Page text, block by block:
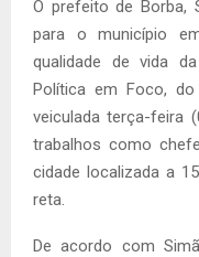
O prefeito de Borba,
para o município
qualidade de vida
Política em Foco,
veiculada terça-feira
trabalhos como
cidade localizada a
reta.
De acordo com